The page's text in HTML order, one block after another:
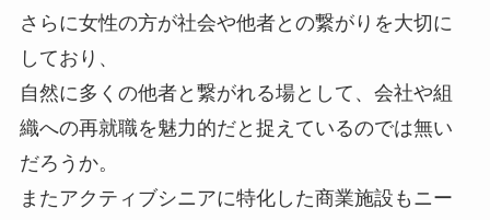
さらに女性の方が社会や他者との繋がりを大切に
しており、
自然に多くの他者と繋がれる場として、会社や組
織への再就職を魅力的だと捉えているのでは無い
だろうか。
またアクティブシニアに特化した商業施設もニー